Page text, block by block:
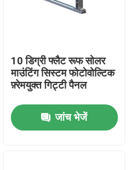
10 डिग्री फ्लैट रूफ सोलर
माउंटिंग सिस्टम फोटोवोल्टिक
फ़्रेमयुक्त गिट्टी पैनल
जांच भेजें